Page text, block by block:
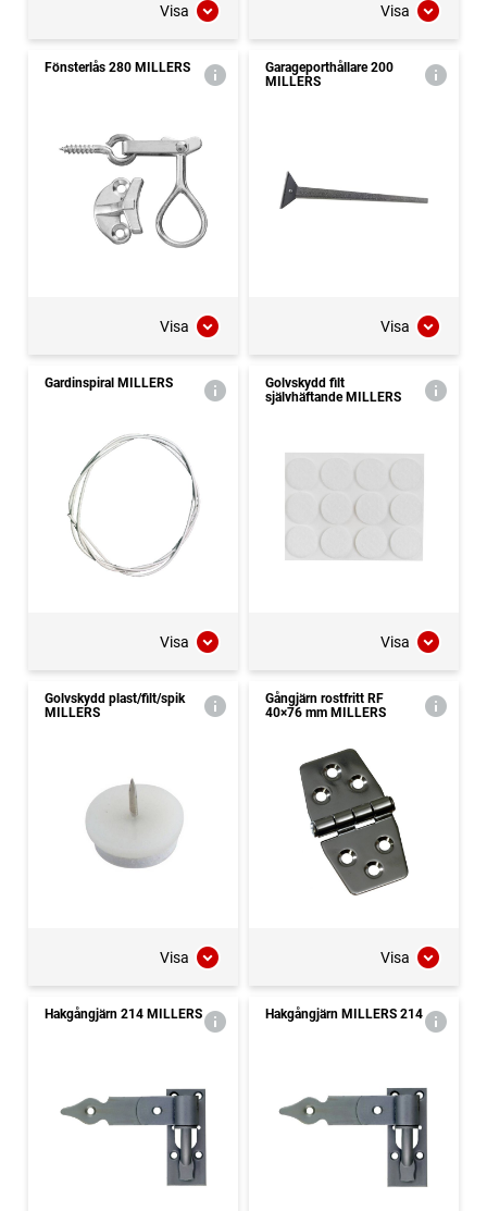
Visa Visa
Fönsterlås 280 MILLERS
Visa
Garageporthållare 200
MILLERS
Visa
Gardinspiral MILLERS
Visa
Golvskydd filt
självhäftande MILLERS
Visa
Golvskydd plast/filt/spik
MILLERS
Visa
Gångjärn rostfritt RF
40×76 mm MILLERS
Visa
Hakgångjärn 214 MILLERS Hakgångjärn MILLERS 214